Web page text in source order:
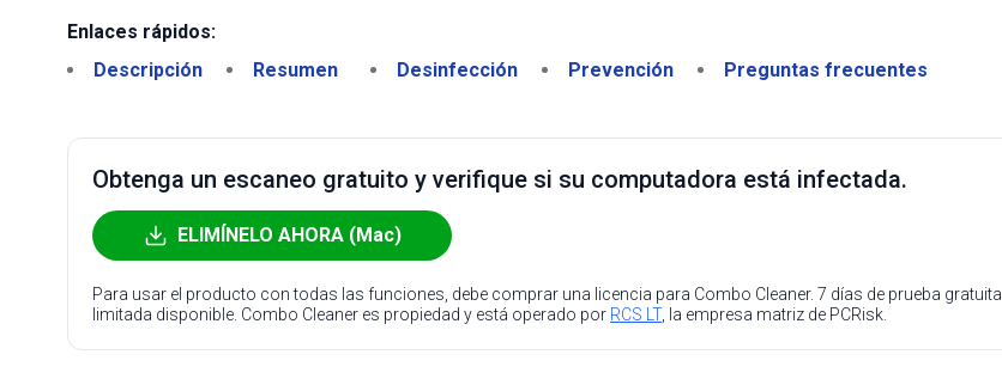
Enlaces rápidos:
Descripción
Resumen Desinfección Prevención Preguntas frecuentes
Obtenga un escaneo gratuito y verifique si su computadora está infectada.
ELIMÍNELO AHORA (Mac)
Para usar el producto con todas las funciones, debe comprar una licencia para Combo Cleaner. 7 días de prueba gratuita
limitada disponible. Combo Cleaner es propiedad y está operado por RCS LT, la empresa matriz de PCRisk.